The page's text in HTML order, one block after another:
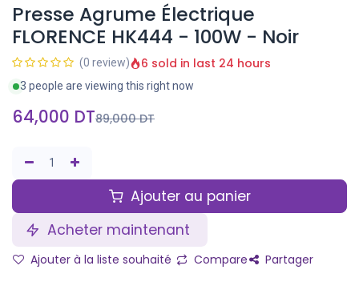
Presse Agrume Électrique
FLORENCE HK444 - 100W - Noir
(0 review) 6 sold in last 24 hours
3 people are viewing this right now
64,000 DT89,000DT
Ajouter au panier
Acheter maintenant
Ajouter à la liste souhaité Compare Partager